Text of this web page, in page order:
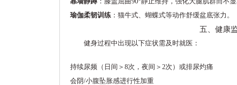
瑜伽柔韧训练 ：猫牛式、蝴蝶式等动作舒缓盆底张力。
五、健康
健身过程中出现以下症状需及时就医：
持续尿频（日间＞8次，夜间＞2次）或排尿灼痛
会阴/小腹坠胀感进行性加重